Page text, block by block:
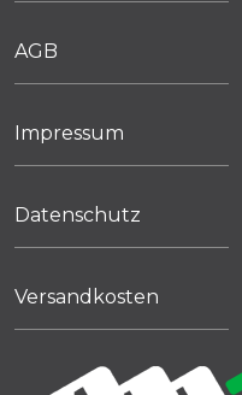
AGB
Impressum
Datenschutz
Versandkosten